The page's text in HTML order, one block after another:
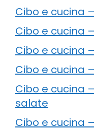
Cibo e cucina
Cibo e cucina
Cibo e cucina
Cibo e cucina
Cibo e cucina
salate
Cibo e cucina